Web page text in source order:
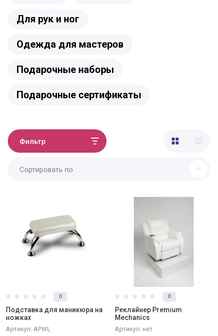
Для рук и ног
Одежда для мастеров
Подарочные наборы
Подарочные сертификаты
Фильтр
Сортировать по
0
Подставка для маникюра на
ножках
Артикул: APWL
0
Реклайнер Premium
Mechanics
Артикул: нет